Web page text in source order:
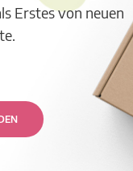
Erstes von neuen